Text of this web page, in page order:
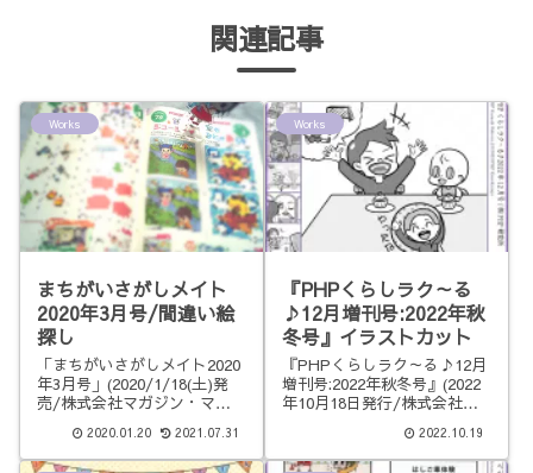
関連記事
Works
まちがいさがしメイト
2020年3月号/間違い絵
探し
「まちがいさがしメイト2020
年3月号」(2020/1/18(土)発
売/株式会社マガジン・マガ
点描かせて頂きました。
2020.01.20 2021.07.31
Works
『PHPくらしラク～る
♪12月増刊号:2022年秋
冬号』イラストカット
『PHPくらしラク～る♪12月
増刊号:2022年秋冬号』(2022
年10月18日発行/株式会社
トカットを数点描かせて頂き
ました。
2022.10.19